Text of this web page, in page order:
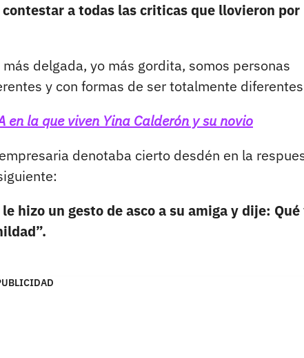
a todas las criticas que llovieron por
delgada, yo más gordita, somos personas
y con formas de ser totalmente
en la que viven Yina Calderón y su novio
denotaba cierto desdén en la
hizo un gesto de asco a su amiga y dije: